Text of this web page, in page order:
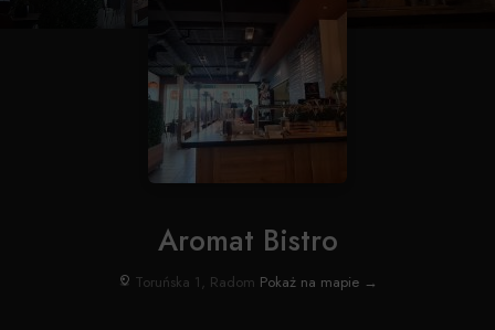
Aromat Bistro
Toruńska 1, Radom Pokaż na mapie →